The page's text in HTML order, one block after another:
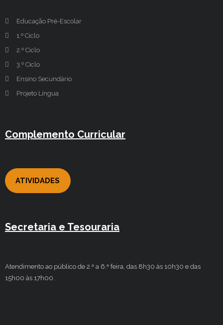
Educação Pré-Escolar
1.º Ciclo
2.º Ciclo
3.º Ciclo
Ensino Secundário
Projeto Língua
Complemento Curricular
ATIVIDADES
Secretaria e Tesouraria
Atendimento ao público de 2.ª a 6.ª feira, das 8h30 às 10h30 e das
15h00 às 17h00.